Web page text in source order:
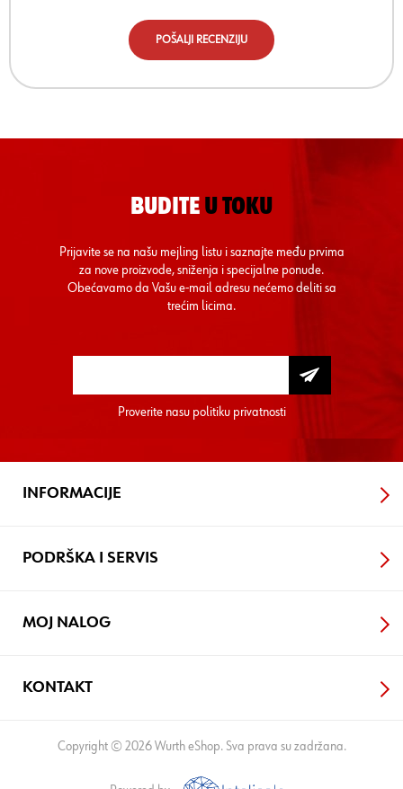
POŠALJI RECENZIJU
BUDITE U TOKU
Prijavite se na našu mejling listu i saznajte među prvima
za nove proizvode, sniženja i specijalne ponude.
Obećavamo da Vašu e-mail adresu nećemo deliti sa
trećim licima.
Proverite nasu politiku privatnosti
INFORMACIJE
PODRŠKA I SERVIS
MOJ NALOG
KONTAKT
Copyright © 2026 Wurth eShop. Sva prava su zadržana.